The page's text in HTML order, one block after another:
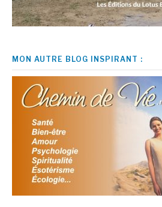
MON AUTRE BLOG INSPIRANT :